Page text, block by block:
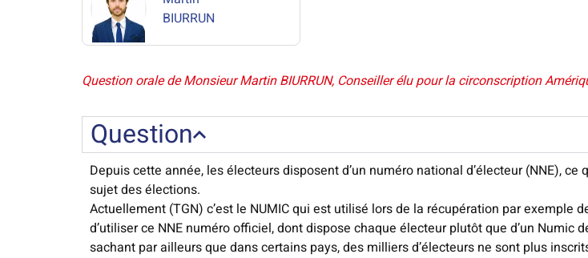
BIURRUN
Question orale de Monsieur Martin BIURRUN, Conseiller élu pour la circonscription
Question
Depuis cette année, les électeurs disposent d’un numéro national d’électeur (NNE),
sujet des élections.
Actuellement (TGN) c’est le NUMIC qui est utilisé lors de la récupération par exemple
d’utiliser ce NNE numéro officiel, dont dispose chaque électeur plutôt que d’un Numic
sachant par ailleurs que dans certains pays, des milliers d’électeurs ne sont plus